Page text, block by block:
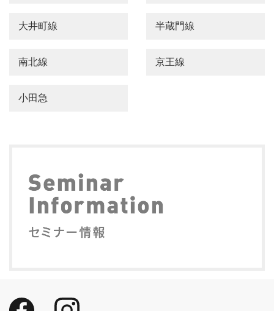
大井町線 半蔵門線
南北線 京王線
小田急